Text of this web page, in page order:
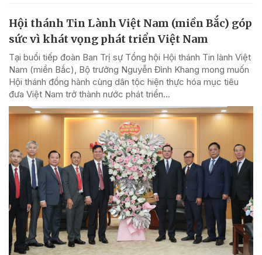
Hội thánh Tin Lành Việt Nam (miền Bắc) góp
sức vì khát vọng phát triển Việt Nam
Tại buổi tiếp đoàn Ban Trị sự Tổng hội Hội thánh Tin lành Việt
Nam (miền Bắc), Bộ trưởng Nguyễn Đình Khang mong muốn
Hội thánh đồng hành cùng dân tộc hiện thực hóa mục tiêu
đưa Việt Nam trở thành nước phát triển...